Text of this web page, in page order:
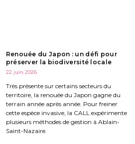
Renouée du Japon : un défi pour
préserver la biodiversité locale
22 juin 2026
Très présente sur certains secteurs du
territoire, la renouée du Japon gagne du
terrain année après année. Pour freiner
cette espèce invasive, la CALL expérimente
plusieurs méthodes de gestion à Ablain-
Saint-Nazaire.